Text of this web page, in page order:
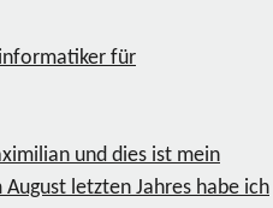
für
und dies ist mein
letzten Jahres habe ich